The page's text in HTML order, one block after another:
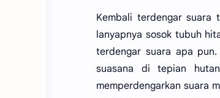
Kembali terdengar suara
lanyapnya sosok tubuh
terdengar suara apa
suasana di tepian
memperdengarkan suara